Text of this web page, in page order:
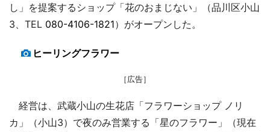
し」を提案するショップ「花のおまじない」（品川区小山
3、TEL 080-4106-1821）がオープンした。
ヒーリングフラワー
［広告］
経営は、武蔵小山の生花店「フラワーショップ ノリ
カ」（小山3）で夜のみ営業する「星のフラワー」（現在